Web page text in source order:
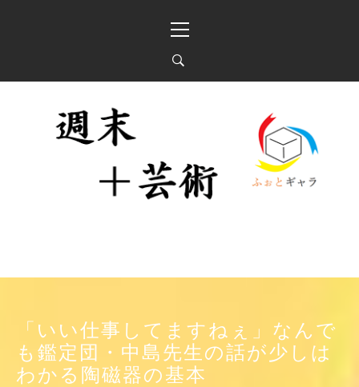
Menu
ャラ」
「いい仕事してますねぇ」なんで
も鑑定団・中島先生の話が少しは
わかる陶磁器の基本